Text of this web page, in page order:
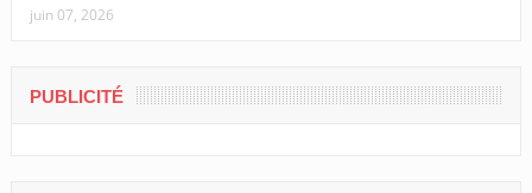
juin 07, 2026
PUBLICITÉ